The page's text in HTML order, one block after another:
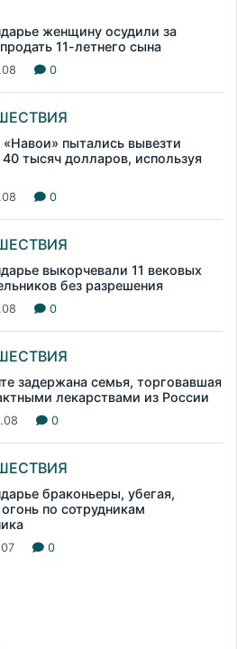
женщину осудили за
11-летнего сына
0
«Навои» пытались вывезти
тысяч долларов, используя
0
выкорчевали 11 вековых
без разрешения
0
задержана семья, торговавшая
лекарствами из России
0
браконьеры, убегая,
по сотрудникам
0